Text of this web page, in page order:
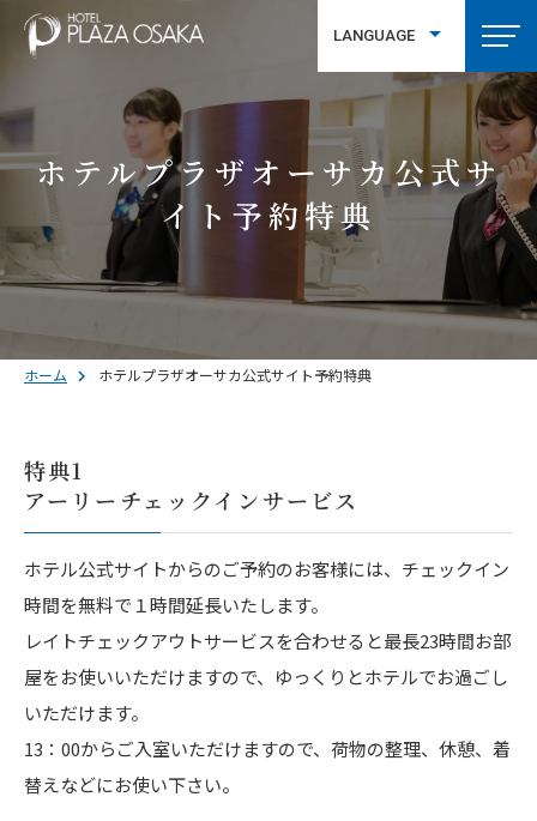
LANGUAGE
繁體中文
ホテルプラザオーサカ公式サ
イト予約特典
ホーム ホテルプラザオーサカ公式サイト予約特典
特典1
アーリーチェックインサービス
ホテル公式サイトからのご予約のお客様には、チェックイン
時間を無料で１時間延長いたします。
レイトチェックアウトサービスを合わせると最長23時間お部
屋をお使いいただけますので、ゆっくりとホテルでお過ごし
いただけます。
13：00からご入室いただけますので、荷物の整理、休憩、着
替えなどにお使い下さい。